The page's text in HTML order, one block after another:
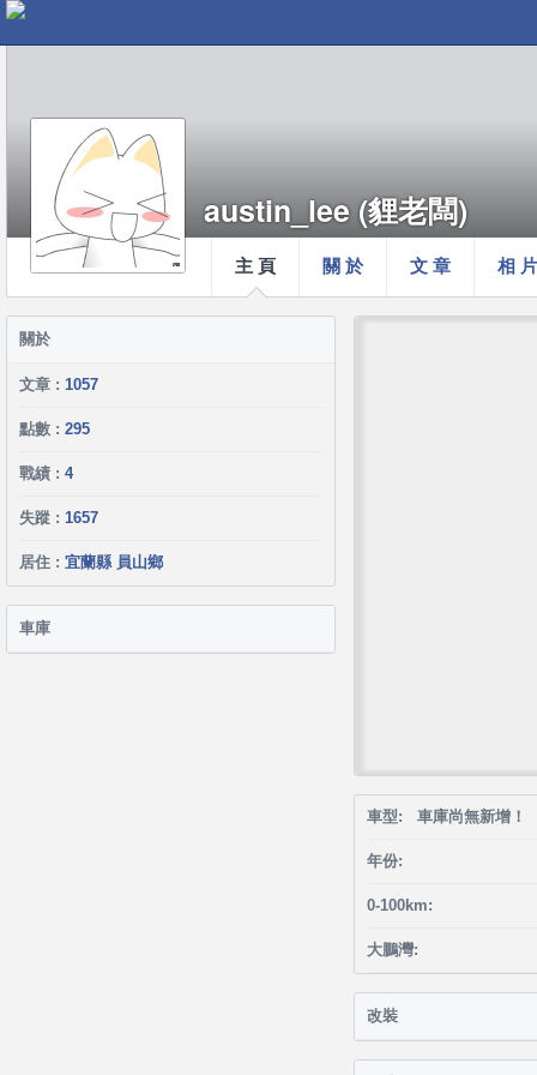
主 頁 關 於 文 章 相 片
austin_lee (貍老闆)
關於
文章 : 1057
點數 : 295
戰績 : 4
失蹤 : 1657
居住 : 宜蘭縣 員山鄉
車庫
車型: 車庫尚無新增！
年份:
0-100km:
大鵬灣:
改裝